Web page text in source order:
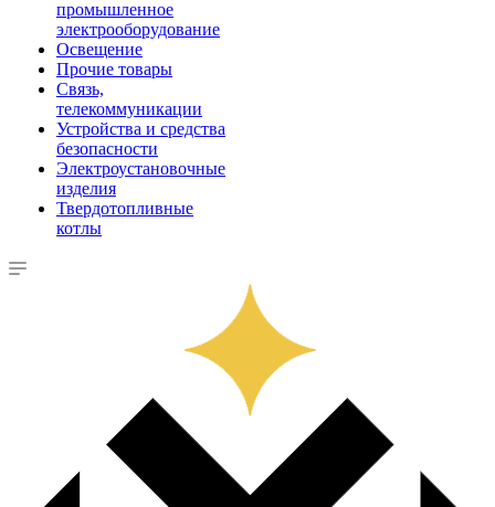
промышленное
электрооборудование
Освещение
Прочие товары
Связь,
телекоммуникации
Устройства и средства
безопасности
Электроустановочные
изделия
Твердотопливные
котлы